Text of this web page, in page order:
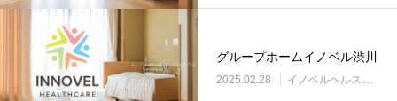
グループホームイノベル渋川
2025.02.28 イノベルヘルスケア事業所